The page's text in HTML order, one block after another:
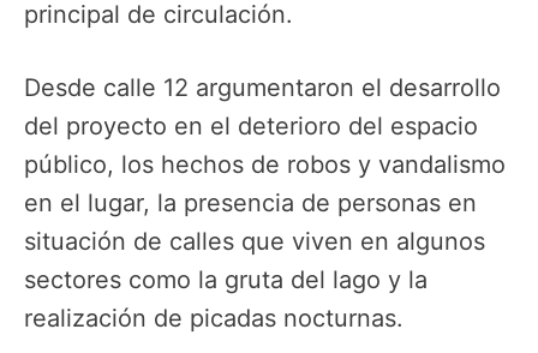
principal de circulación.
Desde calle 12 argumentaron el desarrollo
del proyecto en el deterioro del espacio
público, los hechos de robos y vandalismo
en el lugar, la presencia de personas en
situación de calles que viven en algunos
sectores como la gruta del lago y la
realización de picadas nocturnas.